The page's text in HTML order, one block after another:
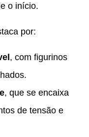
o início.
por:
, com figurinos
, que se encaixa
de tensão e